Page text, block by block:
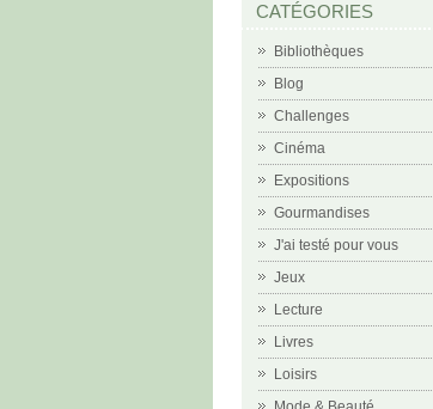
CATÉGORIES
Bibliothèques
Blog
Challenges
Cinéma
Expositions
Gourmandises
J'ai testé pour vous
Jeux
Lecture
Livres
Loisirs